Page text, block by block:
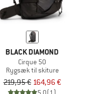
BLACK DIAMOND
Cirque 50
Rygsæk til skiture
219,95 € 164,96 €